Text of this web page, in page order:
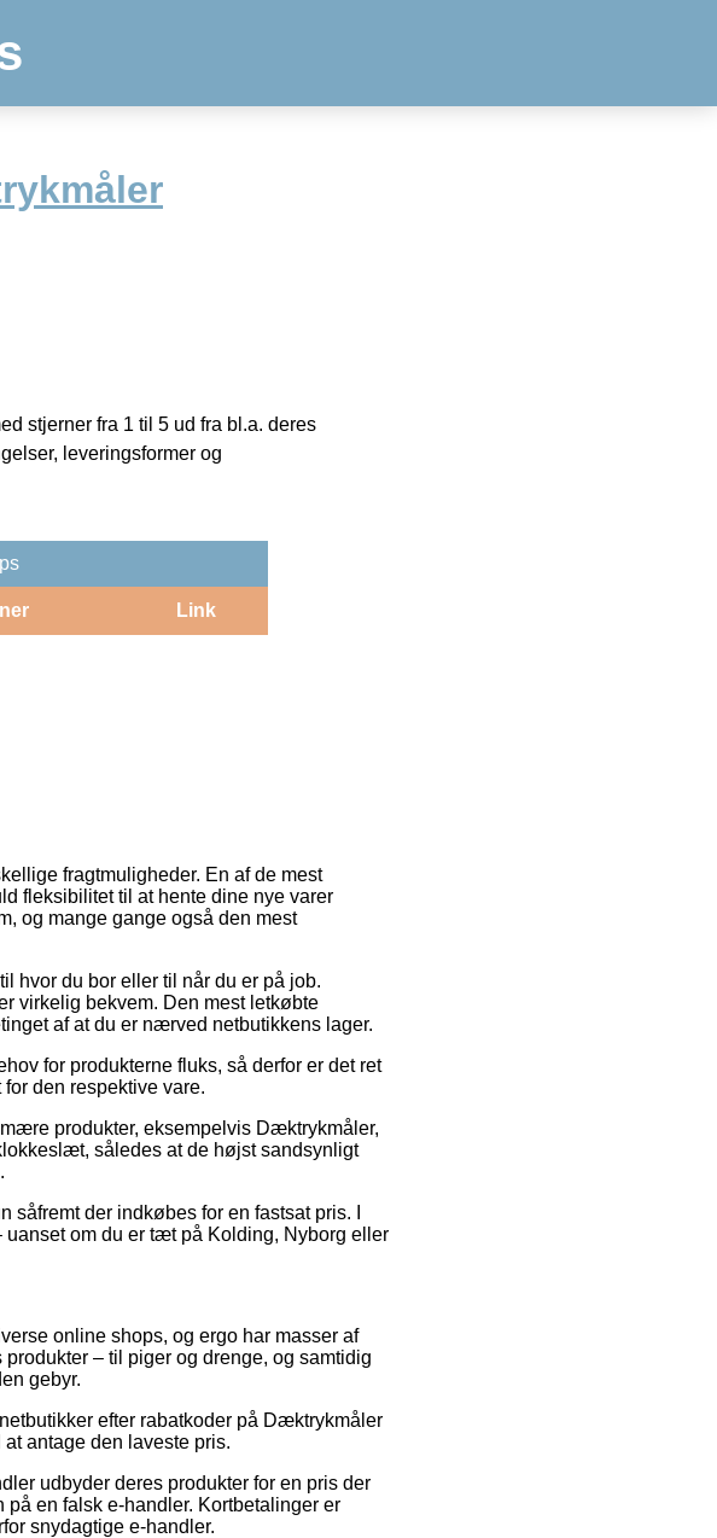
stjerner fra 1 til 5 ud fra bl.a. deres
leveringsformer og
Link
fragtmuligheder. En af de mest
fleksibilitet til at hente dine nye varer
og mange gange også den mest
hvor du bor eller til når du er på job.
virkelig bekvem. Den mest letkøbte
af at du er nærved netbutikkens lager.
for produkterne fluks, så derfor er det ret
den respektive vare.
produkter, eksempelvis Dæktrykmåler,
således at de højst sandsynligt
der indkøbes for en fastsat pris. I
om du er tæt på Kolding, Nyborg eller
online shops, og ergo har masser af
– til piger og drenge, og samtidig
gebyr.
efter rabatkoder på Dæktrykmåler
antage den laveste pris.
udbyder deres produkter for en pris der
en falsk e-handler. Kortbetalinger er
snydagtige e-handler.